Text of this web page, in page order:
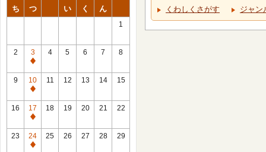
ち
つ
い
く
ん
1
2
3
休
館
日
4 5 6 7 8
9
10
休
館
日
11 12 13 14 15
16
17
休
館
日
18 19 20 21 22
23
24
休
25 26 27 28 29
くわしくさがす ジャン